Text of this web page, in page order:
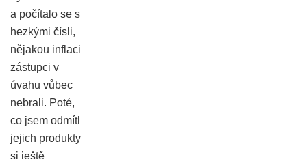
a počítalo se s
hezkými čísli,
nějakou inflaci
zástupci v
úvahu vůbec
nebrali. Poté,
co jsem odmítl
jejich produkty
si ještě